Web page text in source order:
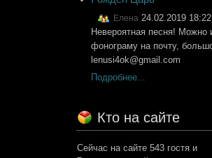
Елена 24.02.2019 18:22
Невероятная песня! Можно
фонограму на почту,
lenusi4ok@gmail.com
Подробнее...
Кто на сайте
Сейчас на сайте 543 гостя и